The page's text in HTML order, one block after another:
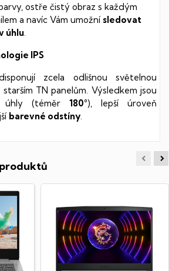
ostře čistý obraz s každým
a navíc Vám umožní sledovat
úhlu
IPS
zcela odlišnou světelnou
TN panelům. Výsledkem jsou
úhly (téměr 180°), lepší úroveň
barevné odstíny